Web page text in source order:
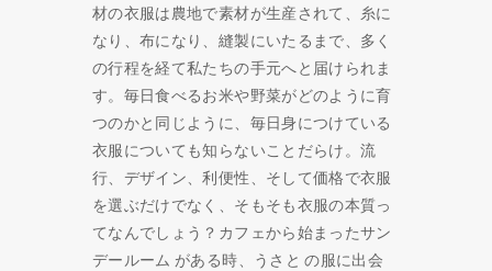
材の衣服は農地で素材が生産されて、糸に
なり、布になり、縫製にいたるまで、多く
の行程を経て私たちの手元へと届けられま
す。毎日食べるお米や野菜がどのように育
つのかと同じように、毎日身につけている
衣服についても知らないことだらけ。流
行、デザイン、利便性、そして価格で衣服
を選ぶだけでなく、そもそも衣服の本質っ
てなんでしょう？カフェから始まったサン
デールーム がある時、うさと の服に出会